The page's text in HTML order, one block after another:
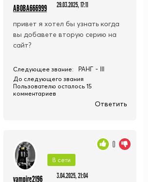
ABOBA666999 29.03.2025, 17:11
привет я хотел бы узнать когда
вы добавете вторую серию на
сайт?
Следующее звание: РАНГ - III
До следующего звания
Пользователю осталось 15
комментариев
Ответить
В сети
vampire2196 3.04.2025, 21:04
0